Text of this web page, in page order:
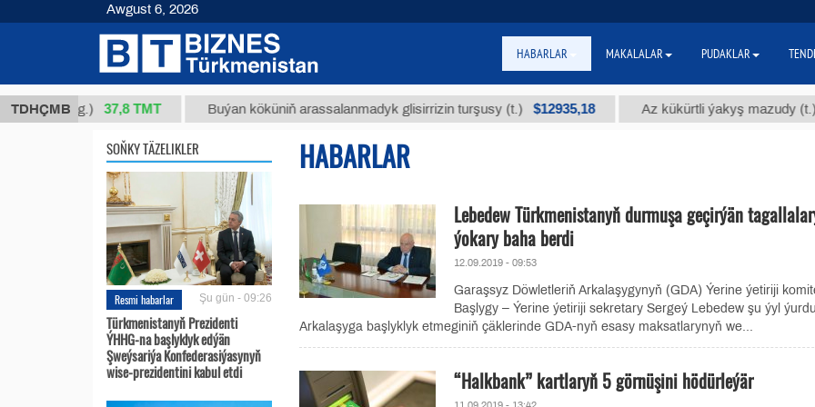
TDHÇMB
1 (kg.) 37,8 ТМТ Buýan köküniň arassalanmadyk glisirrizin turşusy (t.) $12935,18 Az kükürtli ýakyş mazudy (t.) $300
SOŇKY TÄZELIKLER
Resmi habarlar Şu gün - 09:26
Türkmenistanyň Prezidenti
ÝHHG-na başlyklyk edýän
Şweýsariýa Konfederasiýasynyň
wise-prezidentini kabul etdi
HABARLAR
Lebedew Türkmenistanyň durmuşa geçirýän
ýokary baha berdi
12.09.2019 - 09:53
Garaşsyz Döwletleriň Arkalaşygynyň (GDA) Ýerine ýetiriji
Başlygy – Ýerine ýetiriji sekretary Sergeý Lebedew şu ýyl
Arkalaşyga başlyklyk etmeginiň çäklerinde GDA-nyň esasy maksatlarynyň we...
“Halkbank” kartlaryň 5 görnüşini hödürleýär
Awgust 6, 2026
HABARLAR MAKALALAR PUDAKLAR